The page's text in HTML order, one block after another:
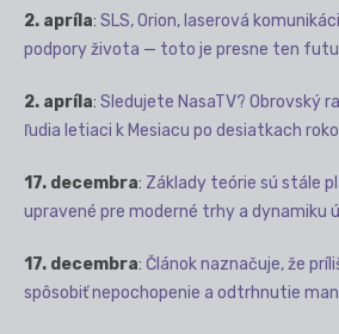
2. apríla: SLS, Orion, laserová
podpory života — toto je presne ten
2. apríla: Sledujete NasaTV? Obrovský
ľudia letiaci k Mesiacu po desiatkach
17. decembra: Základy teórie sú stále
upravené pre moderné trhy a dynamiku
17. decembra: Článok naznačuje, že
spôsobiť nepochopenie a odtrhnutie